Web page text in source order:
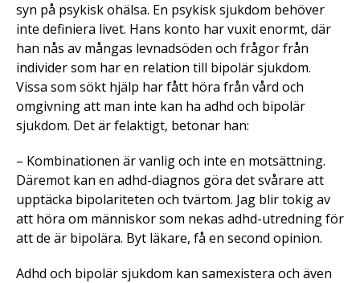
syn på psykisk ohälsa. En psykisk sjukdom behöver
inte definiera livet. Hans konto har vuxit enormt, där
han nås av mångas levnadsöden och frågor från
individer som har en relation till bipolär sjukdom.
Vissa som sökt hjälp har fått höra från vård och
omgivning att man inte kan ha adhd och bipolär
sjukdom. Det är felaktigt, betonar han:
– Kombinationen är vanlig och inte en motsättning.
Däremot kan en adhd-diagnos göra det svårare att
upptäcka bipolariteten och tvärtom. Jag blir tokig av
att höra om människor som nekas adhd-utredning för
att de är bipolära. Byt läkare, få en second opinion.
Adhd och bipolär sjukdom kan samexistera och även